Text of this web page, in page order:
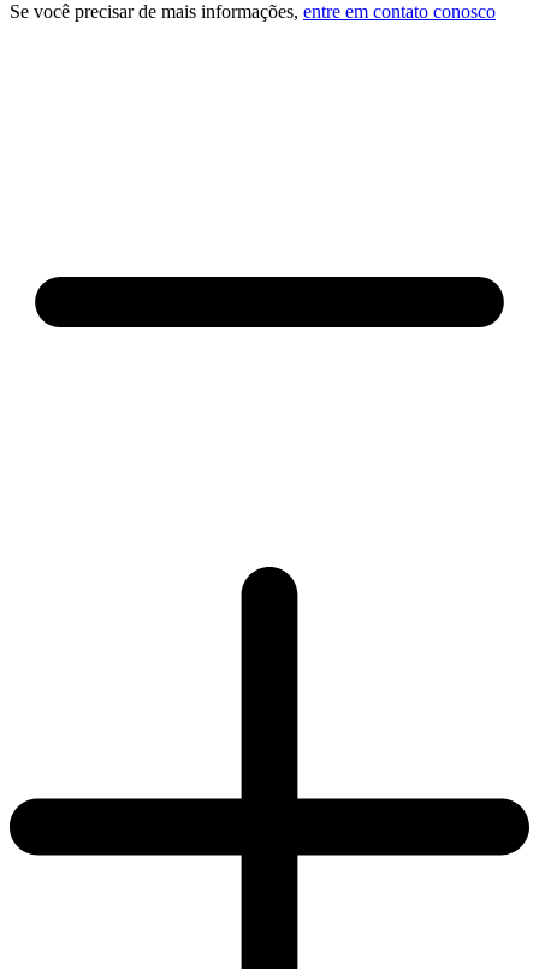
Se você precisar de mais informações, entre em contato conosco